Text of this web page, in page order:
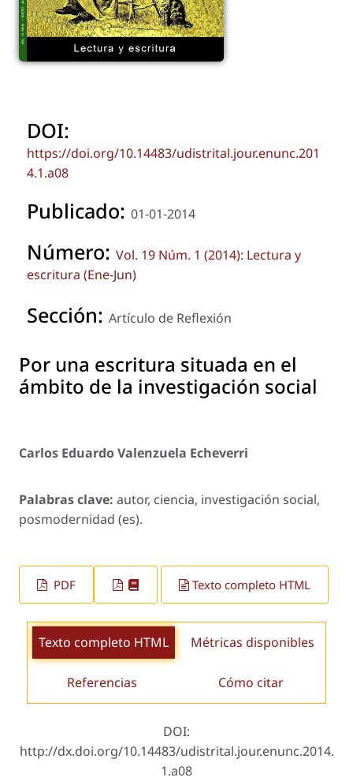
DOI:
https://doi.org/10.14483/udistrital.jour.enunc.201
4.1.a08
Publicado: 01-01-2014
Número: Vol. 19 Núm. 1 (2014): Lectura y
escritura (Ene-Jun)
Sección: Artículo de Reflexión
Por una escritura situada en el
ámbito de la investigación social
Carlos Eduardo Valenzuela Echeverri
Palabras clave: autor, ciencia, investigación social,
posmodernidad (es).
PDF Texto completo HTML
Texto completo HTML Métricas disponibles
Referencias Cómo citar
DOI:
http://dx.doi.org/10.14483/udistrital.jour.enunc.2014.
1.a08